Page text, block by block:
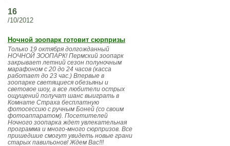
16
/10/2012
Ночной зоопарк готовит сюрпризы
Только 19 октября долгожданный
НОЧНОЙ ЗООПАРК! Пермский зоопарк
закрывает летний сезон полуночным
марафоном с 20 до 24 часов (касса
работает до 23 час.) Впервые в
зоопарке светящиеся обезьяны и
световое шоу, а все любители острых
ощущений получат шанс выиграть в
Комнате Страха бесплатную
фотосессию с ручным Боней (со своим
фотоаппаратом). Посетителей
Ночного зоопарка ждет увлекательная
программа и много-много сюрпризов. Все
пришедшие смогут увидеть новые грани
старых павильонов! Ждем Вас!!!